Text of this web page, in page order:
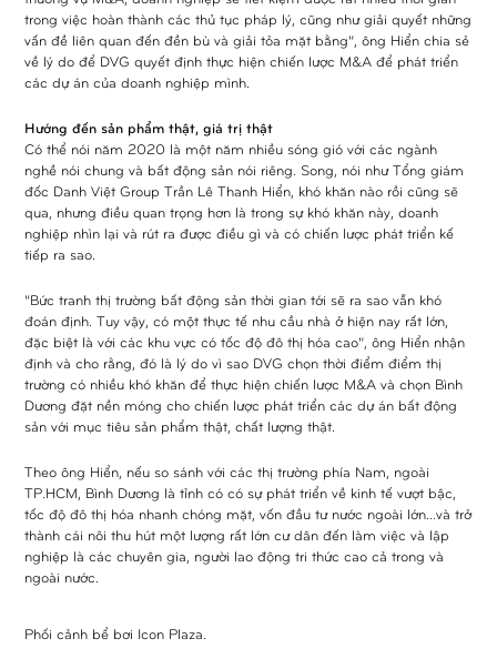
trong việc hoàn thành các thủ tục pháp lý, cũng như giải quyết những
vấn đề liên quan đến đền bù và giải tỏa mặt bằng”, ông Hiển chia sẻ
về lý do để DVG quyết định thực hiện chiến lược M&A để phát triển
các dự án của doanh nghiệp mình.
Hướng đến sản phẩm thật, giá trị thật
Có thể nói năm 2020 là một năm nhiều sóng gió với các ngành
nghề nói chung và bất động sản nói riêng. Song, nói như Tổng giám
đốc Danh Việt Group Trần Lê Thanh Hiển, khó khăn nào rồi cũng sẽ
qua, nhưng điều quan trọng hơn là trong sự khó khăn này, doanh
nghiệp nhìn lại và rút ra được điều gì và có chiến lược phát triển kế
tiếp ra sao.
“Bức tranh thị trường bất động sản thời gian tới sẽ ra sao vẫn khó
đoán định. Tuy vậy, có một thực tế nhu cầu nhà ở hiện nay rất lớn,
đặc biệt là với các khu vực có tốc độ đô thị hóa cao”, ông Hiển nhận
định và cho rằng, đó là lý do vì sao DVG chọn thời điểm điểm thị
trường có nhiều khó khăn để thực hiện chiến lược M&A và chọn Bình
Dương đặt nền móng cho chiến lược phát triển các dự án bất động
sản với mục tiêu sản phẩm thật, chất lượng thật.
Theo ông Hiển, nếu so sánh với các thị trường phía Nam, ngoài
TP.HCM, Bình Dương là tỉnh có có sự phát triển về kinh tế vượt bậc,
tốc độ đô thị hóa nhanh chóng mặt, vốn đầu tư nước ngoài lớn…và trở
thành cái nôi thu hút một lượng rất lớn cư dân đến làm việc và lập
nghiệp là các chuyên gia, người lao động tri thức cao cả trong và
ngoài nước.
Phối cảnh bể bơi Icon Plaza.